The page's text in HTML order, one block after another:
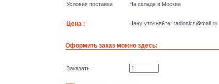
Условия поставки
На складе в Москве
Цена : Цену уточняйте: radioniсs@mail.ru
Оформить заказ можно здесь:
Заказать